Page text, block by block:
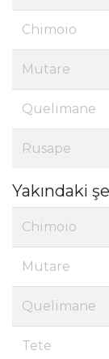
Chimoio
Mutare
Quelimane
Rusape
Yakındaki
Chimoio
Mutare
Quelimane
Tete